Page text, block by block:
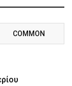
COMMON